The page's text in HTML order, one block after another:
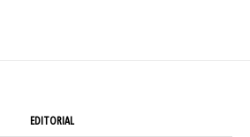
EDITORIAL